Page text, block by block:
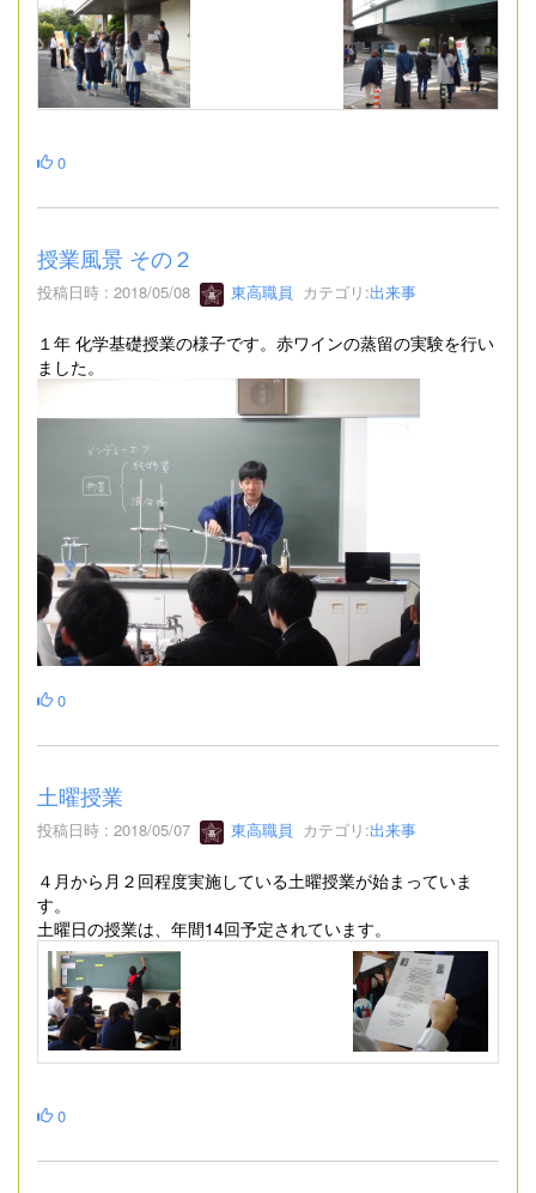
0
授業風景 その２
投稿日時 : 2018/05/08 東高職員 カテゴリ:出来事
１年 化学基礎授業の様子です。赤ワインの蒸留の実験を行い
ました。
0
土曜授業
投稿日時 : 2018/05/07 東高職員 カテゴリ:出来事
４月から月２回程度実施している土曜授業が始まっていま
す。
土曜日の授業は、年間14回予定されています。
0